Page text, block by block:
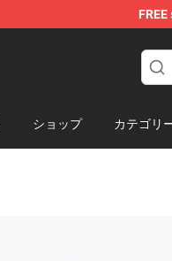
FREE
ショップ カテゴリ